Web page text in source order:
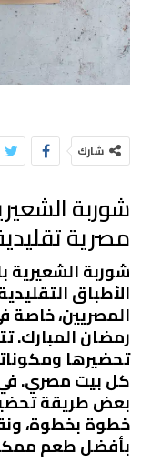
شارك
شوربة
مصرية
شوربة
الأطباق
المصريين،
رمضان المبارك.
تحضيرها
كل بيت مصري.
بعض طريقة
خطوة بخطوة،
بأفضل طعم